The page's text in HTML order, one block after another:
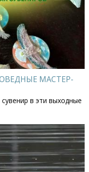
МАСТЕР-
в эти выходные